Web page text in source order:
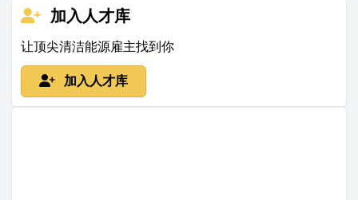
加入人才库
让顶尖清洁能源雇主找到你
加入人才库